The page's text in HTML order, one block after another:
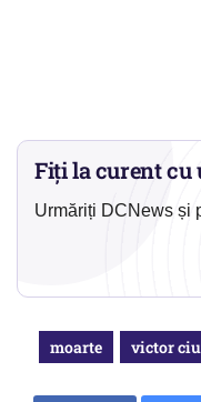
Fiți la curent cu
Urmăriți DCNews și
moarte victor